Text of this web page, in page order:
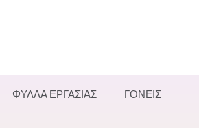
ΦΥΛΛΑ ΕΡΓΑΣΙΑΣ ΓΟΝΕΙΣ